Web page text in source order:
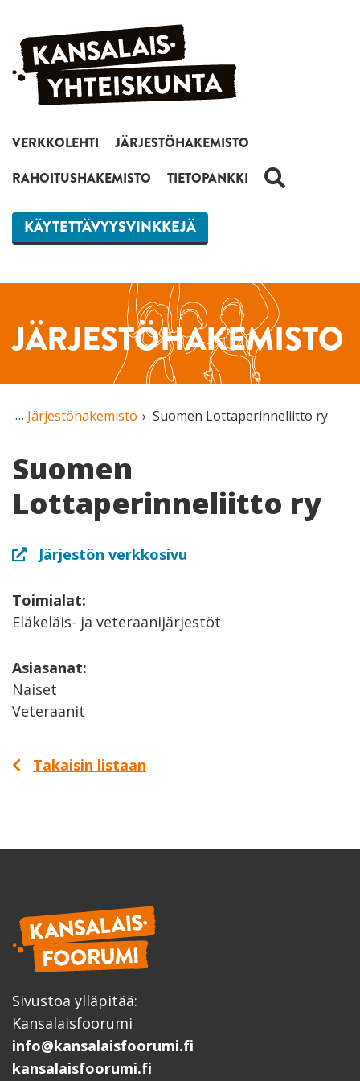
Siirry sisältöön
VERKKOLEHTI
JÄRJESTÖHAKEMISTO
RAHOITUSHAKEMISTO
TIETOPANKKI HAKU
KÄYTETTÄVYYSVINKKEJÄ
JÄRJESTÖHAKEMISTO
Järjestöhakemisto Suomen Lottaperinneliitto ry
Suomen
Lottaperinneliitto ry
Järjestön verkkosivu
Toimialat:
Eläkeläis- ja veteraanijärjestöt
Asiasanat:
Naiset
Veteraanit
Takaisin listaan
Sivustoa ylläpitää:
Kansalaisfoorumi
info@kansalaisfoorumi.fi
kansalaisfoorumi.fi